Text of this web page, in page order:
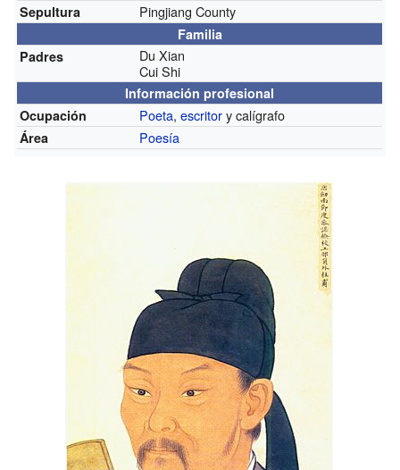
Sepultura Pingjiang County
Familia
Padres
Du Xian
Cui Shi
Información profesional
Ocupación
Poeta,escritory calígrafo
Área Poesía